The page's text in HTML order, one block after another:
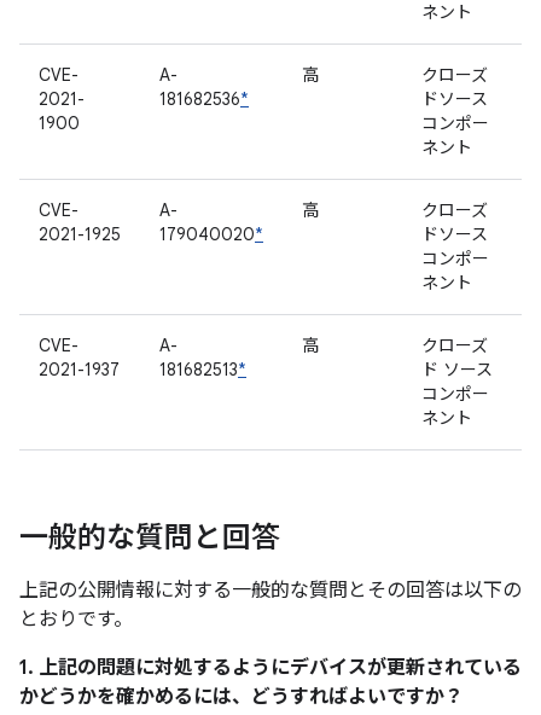
ネント
CVE-
2021-
1900
A-
181682536*
高
クローズ
ドソース
コンポー
ネント
CVE-
2021-1925
A-
179040020*
高
クローズ
ドソース
コンポー
ネント
CVE-
2021-1937
A-
181682513*
高
クローズ
ド ソース
コンポー
ネント
一般的な質問と回答
上記の公開情報に対する一般的な質問とその回答は以下の
とおりです。
1. 上記の問題に対処するようにデバイスが更新されている
かどうかを確かめるには、どうすればよいですか？